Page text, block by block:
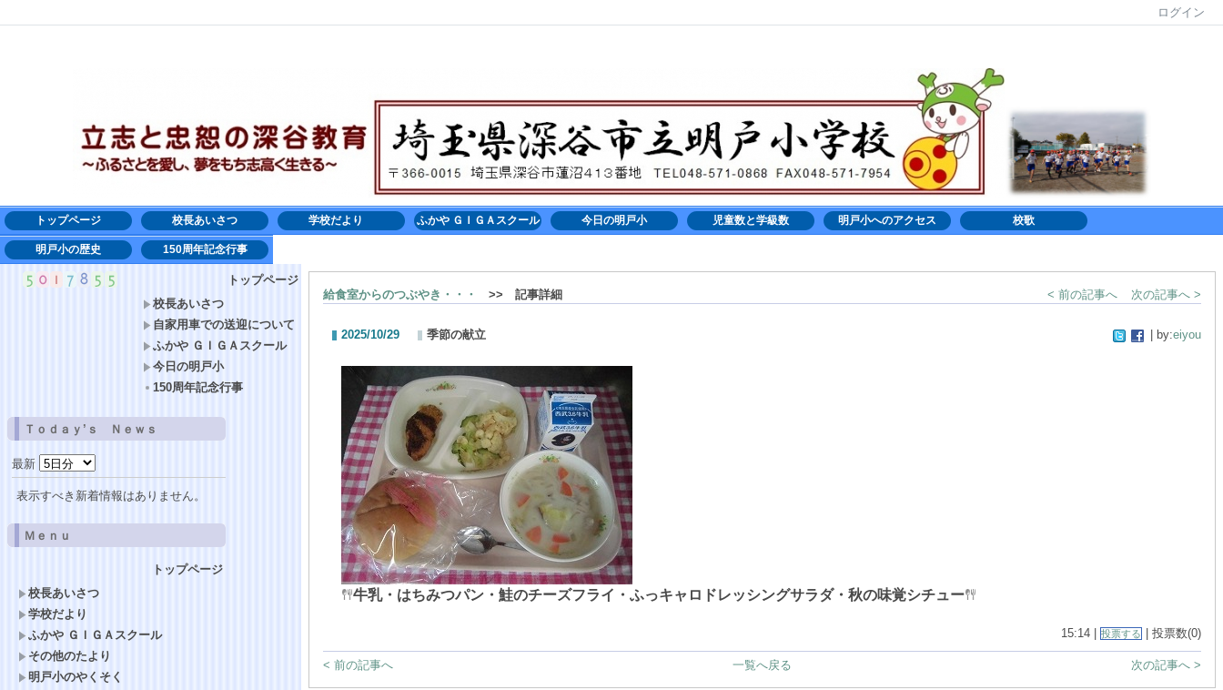
ログイン
トップページ 校長あいさつ 学校だより ふかや ＧＩＧＡスクール 今日の明戸小 児童数と学級数 明戸小へのアクセス 校歌
明戸小の歴史 150周年記念行事
トップページ
校長あいさつ
自家用車での送迎について
ふかや ＧＩＧＡスクール
今日の明戸小
150周年記念行事
Ｔｏｄａｙ’ｓ Ｎｅｗｓ
最新
表示すべき新着情報はありません。
Ｍｅｎｕ
トップページ
校長あいさつ
学校だより
ふかや ＧＩＧＡスクール
その他のたより
明戸小のやくそく
給食室からのつぶやき・・・ >> 記事詳細 < 前の記事へ 次の記事へ >
2025/10/29 季節の献立 | by:eiyou
牛乳・はちみつパン・鮭のチーズフライ・ふっキャロドレッシングサラダ・秋の味覚シチュー
15:14 | 投票する | 投票数(0)
< 前の記事へ 次の記事へ >
一覧へ戻る